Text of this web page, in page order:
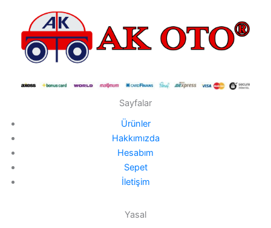
Sayfalar
Ürünler
Hakkımızda
Hesabım
Sepet
İletişim
Yasal